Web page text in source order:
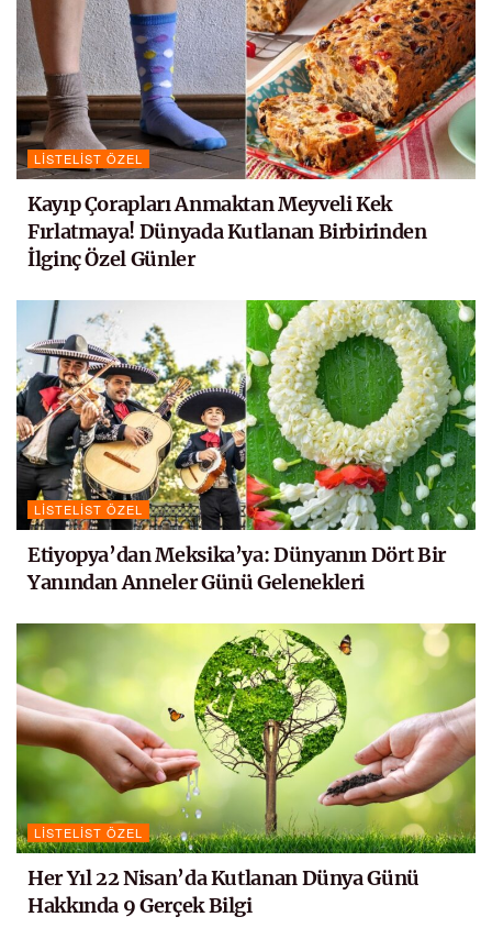
LISTELIST ÖZEL
Kayıp Çorapları Anmaktan Meyveli Kek
Fırlatmaya! Dünyada Kutlanan Birbirinden
İlginç Özel Günler
LISTELIST ÖZEL
Etiyopya’dan Meksika’ya: Dünyanın Dört Bir
Yanından Anneler Günü Gelenekleri
LISTELIST ÖZEL
Her Yıl 22 Nisan’da Kutlanan Dünya Günü
Hakkında 9 Gerçek Bilgi